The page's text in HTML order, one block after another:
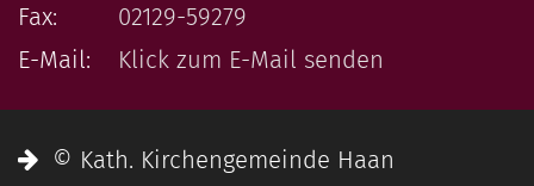
Fax:
02129-59279
E-Mail:
Klick zum E-Mail senden
© Kath. Kirchengemeinde Haan